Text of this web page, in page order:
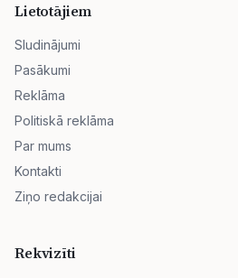
Lietotājiem
Sludinājumi
Pasākumi
Reklāma
Politiskā reklāma
Par mums
Kontakti
Ziņo redakcijai
Rekvizīti